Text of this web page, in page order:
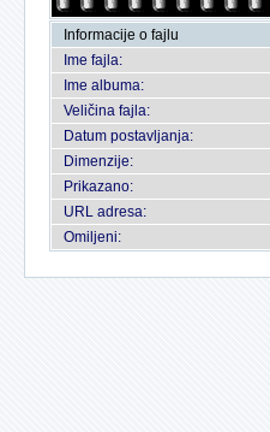
Informacije o fajlu
Ime fajla:
Ime albuma:
Veličina fajla:
Datum postavljanja:
Dimenzije:
Prikazano:
URL adresa:
Omiljeni: